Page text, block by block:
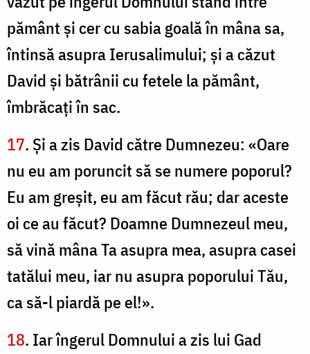
pământ şi cer cu sabia goală în mâna sa,
întinsă asupra Ierusalimului; şi a căzut
David şi bătrânii cu fetele la pământ,
îmbrăcaţi în sac.
17. Şi a zis David către Dumnezeu: «Oare
nu eu am poruncit să se numere poporul?
Eu am greşit, eu am făcut rău; dar aceste
oi ce au făcut? Doamne Dumnezeul meu,
să vină mâna Ta asupra mea, asupra casei
tatălui meu, iar nu asupra poporului Tău,
ca să-l piardă pe el!».
18. Iar îngerul Domnului a zis lui Gad